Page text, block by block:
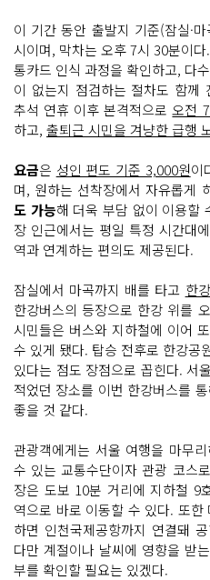
이 기간 동안 출발지 기준(잠실·
시이며, 막차는 오후 7시 30분이
통카드 인식 과정을 확인하고, 다
이 없는지 점검하는 절차도 함께
추석 연휴 이후 본격적으로오전
하고, 출퇴근 시민을 겨냥한 급행
요금은 성인 편도 기준 3,000원이
며, 원하는 선착장에서 자유롭게
도 가능해 더욱 부담 없이 이용할
장 인근에서는 평일 특정 시간대에
역과 연계하는 편의도 제공된다.
잠실에서 마곡까지 배를 타고 한
한강버스의 등장으로 한강 위를
시민들은 버스와 지하철에 이어
수 있게 됐다. 탑승 전후로 한강공
있다는 점도 장점으로 꼽힌다. 서
적었던 장소를 이번 한강버스를
좋을 것 같다.
관광객에게는 서울 여행을 마무리
수 있는 교통수단이자 관광 코스
장은 도보 10분 거리에 지하철 9
역으로 바로 이동할 수 있다. 또
하면 인천국제공항까지 연결돼
다만 계절이나 날씨에 영향을 받
부를 확인할 필요는 있겠다.